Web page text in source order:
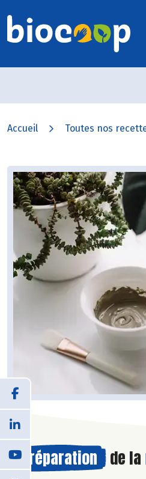
Accueil Toutes nos
Préparation de la